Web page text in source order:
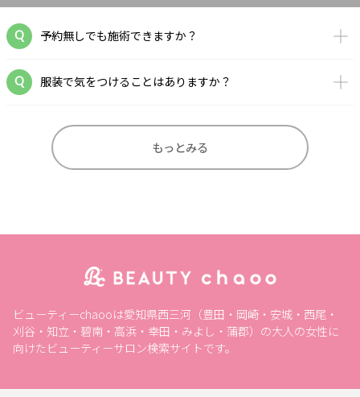
予約無しでも施術できますか？
服装で気をつけることはありますか？
もっとみる
ビューティーchaooは愛知県西三河（豊田・岡崎・安城・西尾・
刈谷・知立・碧南・高浜・幸田・みよし・蒲郡）の大人の女性に
向けたビューティーサロン検索サイトです。